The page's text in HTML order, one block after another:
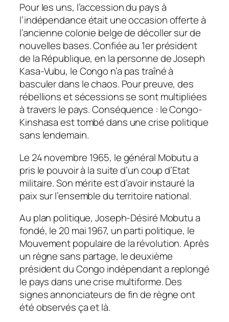
Pour les uns, l’accession du pays à
l’indépendance était une occasion offerte à
l’ancienne colonie belge de décoller sur de
nouvelles bases. Confiée au 1er président
de la République, en la personne de Joseph
Kasa-Vubu, le Congo n’a pas traîné à
basculer dans le chaos. Pour preuve, des
rébellions et sécessions se sont multipliées
à travers le pays. Conséquence : le Congo-
Kinshasa est tombé dans une crise politique
sans lendemain.
Le 24 novembre 1965, le général Mobutu a
pris le pouvoir à la suite d’un coup d’Etat
militaire. Son mérite est d’avoir instauré la
paix sur l’ensemble du territoire national.
Au plan politique, Joseph-Désiré Mobutu a
fondé, le 20 mai 1967, un parti politique, le
Mouvement populaire de la révolution. Après
un règne sans partage, le deuxième
président du Congo indépendant a replongé
le pays dans une crise multiforme. Des
signes annonciateurs de fin de règne ont
été observés ça et là.